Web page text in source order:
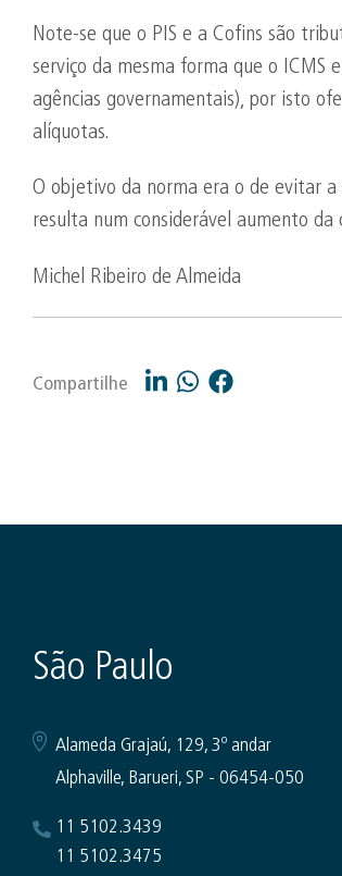
Note-se que o PIS e a Cofins são
serviço da mesma forma que o ICMS
agências governamentais), por isto
alíquotas.
O objetivo da norma era o de evitar a
resulta num considerável aumento
Michel Ribeiro de Almeida
Compartilhe
São Paulo
Alameda Grajaú, 129, 3º andar
Alphaville, Barueri, SP - 06454-050
11 5102.3439
11 5102.3475